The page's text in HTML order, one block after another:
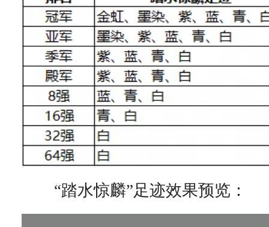
“踏水惊麟”足迹效果预览：